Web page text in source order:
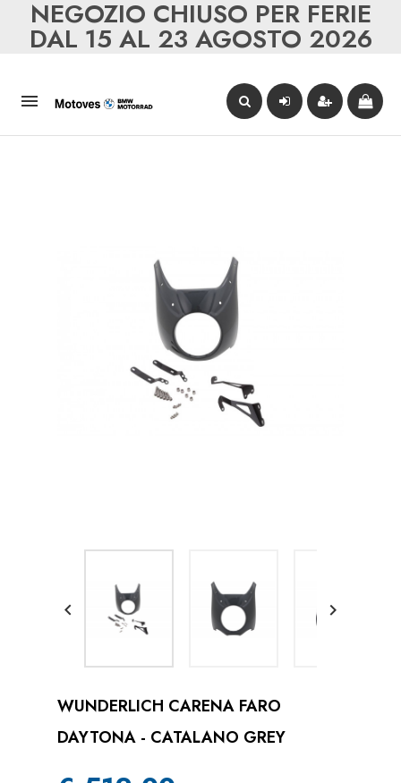
NEGOZIO CHIUSO PER FERIE
DAL 15 AL 23 AGOSTO 2026

 
WUNDERLICH CARENA FARO
DAYTONA - CATALANO GREY